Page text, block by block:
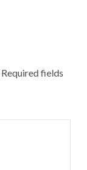
Required fields